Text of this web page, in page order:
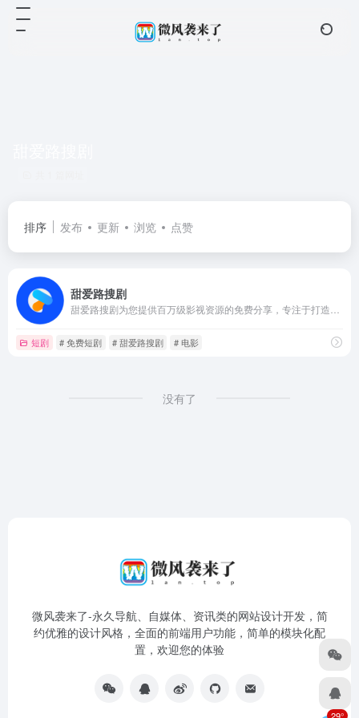
排序 发布 更新 浏览 点赞
甜爱路搜剧
短剧 # 免费短剧 # 甜爱路搜剧 # 电影
没有了
微风袭来了-永久导航、自媒体、资讯类的网站设计开发，简
约优雅的设计风格，全面的前端用户功能，简单的模块化配
置，欢迎您的体验